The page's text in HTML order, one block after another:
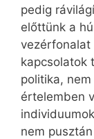
pedig
előttünk a
vezérfonalat
kapcsolatok
politika,
értelemben
nem